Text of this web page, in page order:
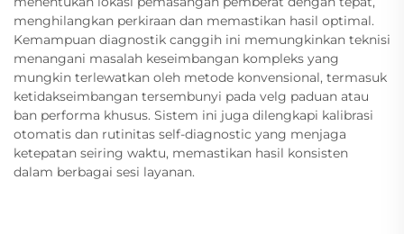
menghilangkan perkiraan dan memastikan hasil optimal.
Kemampuan diagnostik canggih ini memungkinkan teknisi
menangani masalah keseimbangan kompleks yang
mungkin terlewatkan oleh metode konvensional, termasuk
ketidakseimbangan tersembunyi pada velg paduan atau
ban performa khusus. Sistem ini juga dilengkapi kalibrasi
otomatis dan rutinitas self-diagnostic yang menjaga
ketepatan seiring waktu, memastikan hasil konsisten
dalam berbagai sesi layanan.